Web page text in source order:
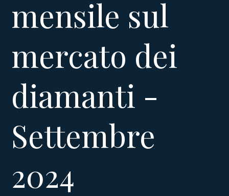
mensile sul
mercato dei
diamanti -
Settembre
2024